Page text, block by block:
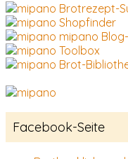
Brotrezept-
Shopfinder
mipano
Toolbox
Brot-
Facebook-Seite